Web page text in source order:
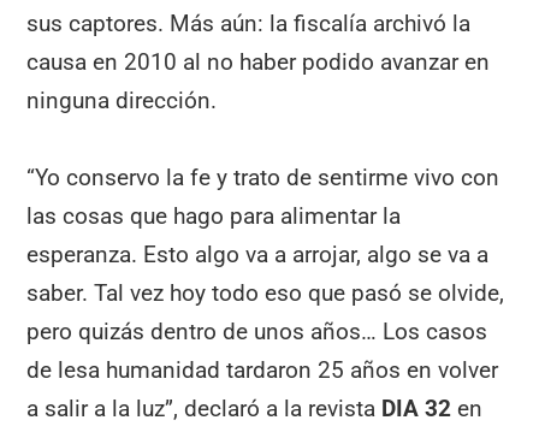
sus captores. Más aún: la fiscalía archivó la
causa en 2010 al no haber podido avanzar en
ninguna dirección.
“Yo conservo la fe y trato de sentirme vivo con
las cosas que hago para alimentar la
esperanza. Esto algo va a arrojar, algo se va a
saber. Tal vez hoy todo eso que pasó se olvide,
pero quizás dentro de unos años… Los casos
de lesa humanidad tardaron 25 años en volver
a salir a la luz”, declaró a la revista DIA 32 en